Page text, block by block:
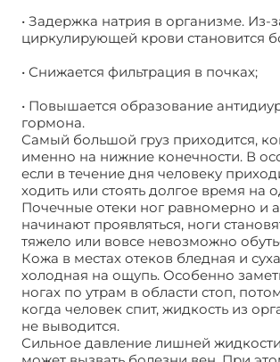
• Задержка натрия в организме. Из-
циркулирующей крови становится
• Снижается фильтрация в почках;
• Повышается образование
гормона.
Самый большой груз приходится,
именно на нижние конечности. В
если в течение дня человеку
ходить или стоять долгое время на
Почечные отеки ног равномерно и
начинают проявляться, ноги
тяжело или вовсе невозможно
Кожа в местах отеков бледная и
холодная на ощупь. Особенно
ногах по утрам в области стоп,
когда человек спит, жидкость из
не выводится.
Сильное давление лишней